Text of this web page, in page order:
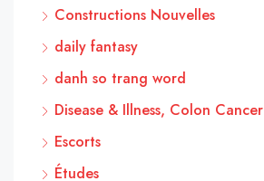
Constructions Nouvelles
daily fantasy
danh so trang word
Disease & Illness, Colon Cancer
Escorts
Études